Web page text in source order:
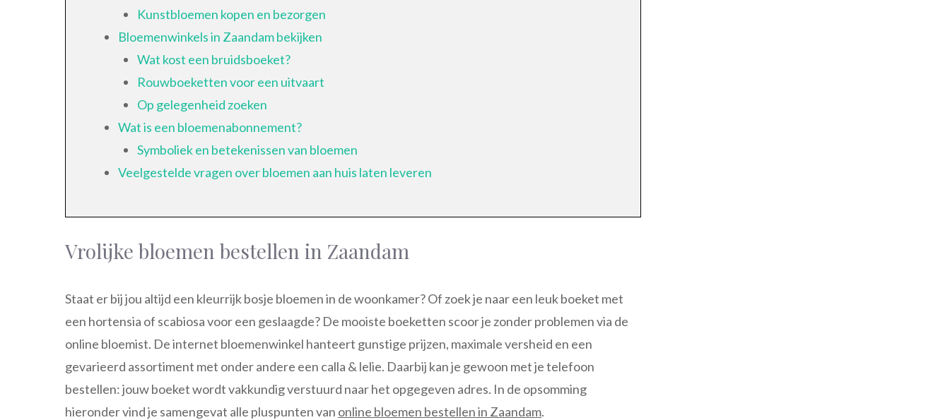
Kunstbloemen kopen en bezorgen
Bloemenwinkels in Zaandam bekijken
Wat kost een bruidsboeket?
Rouwboeketten voor een uitvaart
Op gelegenheid zoeken
Wat is een bloemenabonnement?
Symboliek en betekenissen van bloemen
Veelgestelde vragen over bloemen aan huis laten leveren
Vrolijke bloemen bestellen in Zaandam
Staat er bij jou altijd een kleurrijk bosje bloemen in de woonkamer? Of zoek je naar een leuk boeket met
een hortensia of scabiosa voor een geslaagde? De mooiste boeketten scoor je zonder problemen via de
online bloemist. De internet bloemenwinkel hanteert gunstige prijzen, maximale versheid en een
gevarieerd assortiment met onder andere een calla & lelie. Daarbij kan je gewoon met je telefoon
bestellen: jouw boeket wordt vakkundig verstuurd naar het opgegeven adres. In de opsomming
hieronder vind je samengevat alle pluspunten van online bloemen bestellen in Zaandam.